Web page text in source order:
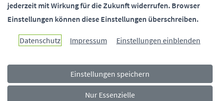
Bürgermeister (Stellvertreter)
Bürgermeister (Telefonsprechstunde)
Bürgermeister und Beigeordnete
(Kontaktdaten)
Ehrungen (Alters-, Ehejubiläen)
jederzeit mit Wirkung für die Zukunft widerrufen. Browser
Einstellungen können diese Einstellungen überschreiben.
Datenschutz Impressum Einstellungen einblenden
Einstellungen speichern
Nur Essenzielle